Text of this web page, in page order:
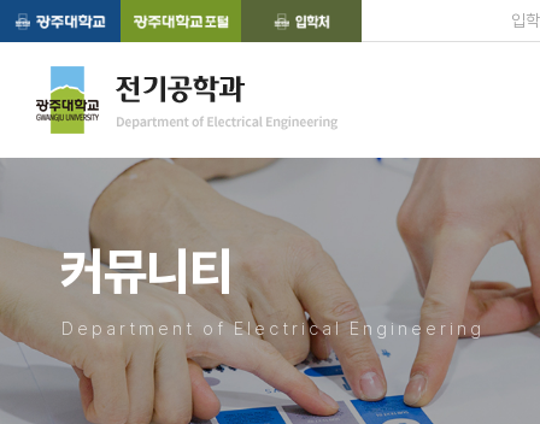
입
커뮤니티
Department of Electrical Engineering